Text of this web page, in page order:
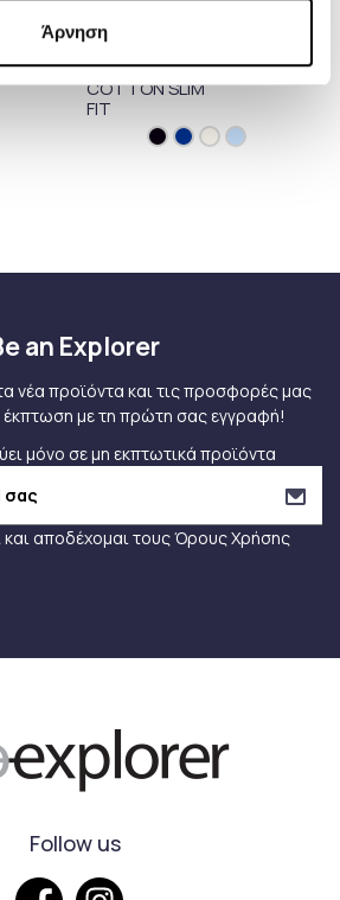
Άρνηση
126,00 €
ΠΑΝΤΕΛΟΝΙ
STRETCH-
COTTON SLIM
FIT
an Explorer
νέα προϊόντα και τις προσφορές μας
έκπτωση με τη πρώτη σας εγγραφή!
μόνο σε μη εκπτωτικά προϊόντα
αποδέχομαι τουςΌρους Χρήσης
Follow us